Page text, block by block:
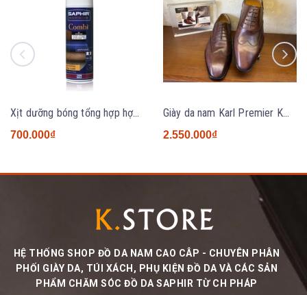
Xịt dưỡng bóng tổng hợp hợp đa năng Saphir Combi 200ml
700.000₫
Giày da nam Karl Premier KM2631 BROWN
2.550.000₫
HỆ THỐNG SHOP ĐỒ DA NAM CAO CÂP - CHUYÊN PHÂN
PHỐI GIÀY DA, TÚI XÁCH, PHỤ KIỆN ĐỒ DA VÀ CÁC SẢN
PHẨM CHĂM SÓC ĐỒ DA SAPHIR TỪ CH PHÁP